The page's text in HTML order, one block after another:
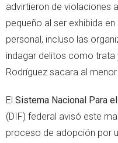
advirtieron de violaciones
pequeño al ser exhibida
personal, incluso las
indagar delitos como trata
Rodríguez sacara al
El Sistema Nacional Para
(DIF) federal avisó este
proceso de adopción por